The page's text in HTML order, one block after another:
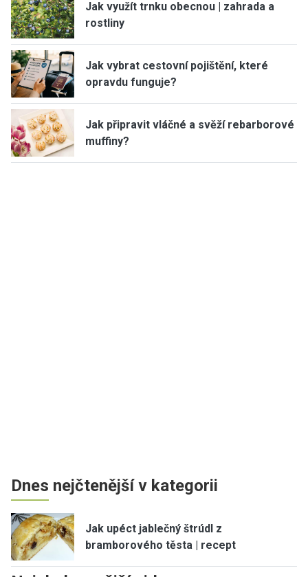
Jak využít trnku obecnou | zahrada a
rostliny
Jak vybrat cestovní pojištění, které
opravdu funguje?
Jak připravit vláčné a svěží rebarborové
muffiny?
Dnes nejčtenější v kategorii
Jak upéct jablečný štrúdl z
bramborového těsta | recept